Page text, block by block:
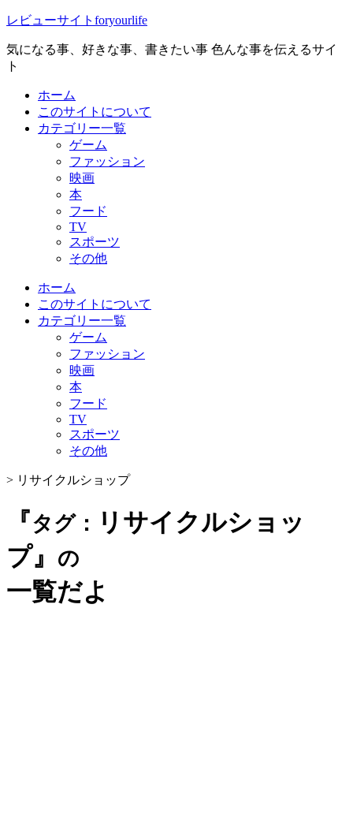
レビューサイトforyourlife
気になる事、好きな事、書きたい事 色んな事を伝えるサイ
ト
ホーム
このサイトについて
カテゴリー一覧
ゲーム
ファッション
映画
本
フード
TV
スポーツ
その他
ホーム
このサイトについて
カテゴリー一覧
ゲーム
ファッション
映画
本
フード
TV
スポーツ
その他
> リサイクルショップ
『タグ： リサイクルショッ
プ』
の
一覧だよ